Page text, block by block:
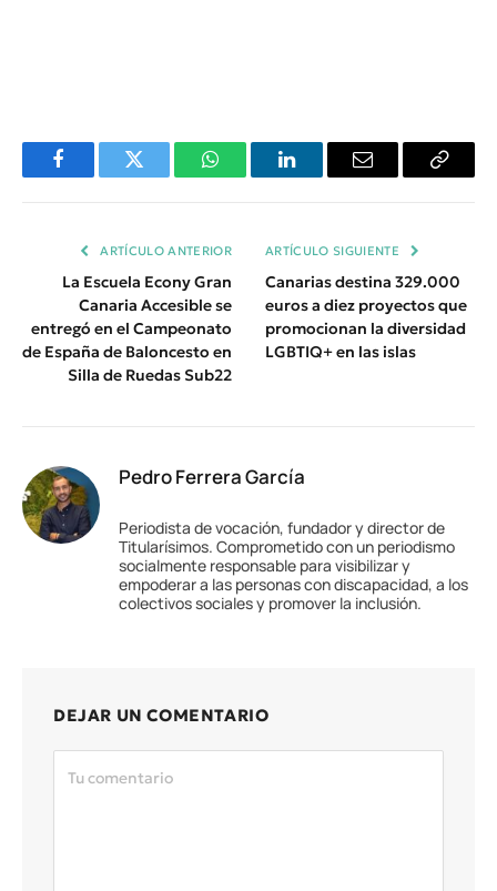
FacebookTwitter WhatsAppLinkedInEmail
Copiar
ARTÍCULO ANTERIOR
La Escuela Econy Gran
Canaria Accesible se
entregó en el Campeonato
de España de Baloncesto en
Silla de Ruedas Sub22
ARTÍCULO SIGUIENTE
Canarias destina 329.000
euros a diez proyectos que
promocionan la diversidad
LGBTIQ+ en las islas
Pedro Ferrera García
Periodista de vocación, fundador y director de
Titularísimos. Comprometido con un periodismo
socialmente responsable para visibilizar y
empoderar a las personas con discapacidad, a los
colectivos sociales y promover la inclusión.
DEJAR UN COMENTARIO